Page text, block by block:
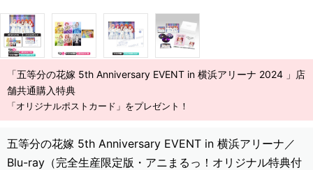
「五等分の花嫁 5th Anniversary EVENT in 横浜アリーナ 2024 」店
舗共通購入特典
「オリジナルポストカード」をプレゼント！
五等分の花嫁 5th Anniversary EVENT in 横浜アリーナ／
Blu-ray（完全生産限定版・アニまるっ！オリジナル特典付